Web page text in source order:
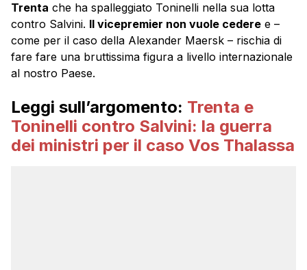
Trenta che ha spalleggiato Toninelli nella sua lotta
contro Salvini. Il vicepremier non vuole cedere e –
come per il caso della Alexander Maersk – rischia di
fare fare una bruttissima figura a livello internazionale
al nostro Paese.
Leggi sull’argomento: Trenta e
Toninelli contro Salvini: la guerra
dei ministri per il caso Vos Thalassa